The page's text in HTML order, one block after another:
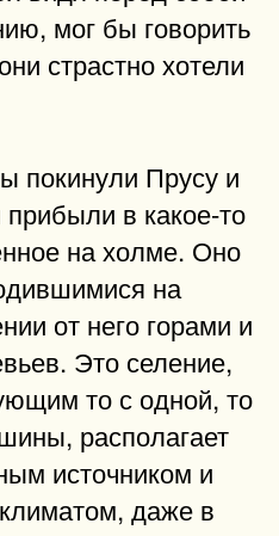
мог бы говорить
страстно хотели
покинули Прусу и
в какое-то
на холме. Оно
на
от него горами и
Это селение,
то с одной, то
располагает
источником и
даже в